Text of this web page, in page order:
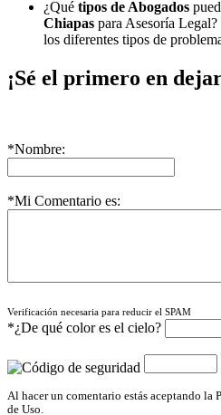
¿Qué tipos de Abogados
Chiapas para Asesoría
los diferentes tipos de
¡Sé el primero en
*Nombre:
*Mi Comentario es:
Verificación necesaria para reducir el SPAM
*¿De qué color es el cielo?
Al hacer un comentario estás aceptando
de Uso.